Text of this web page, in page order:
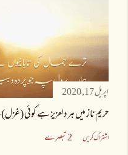
اپریل 17, 2020
حریمِ ناز میں ہر دلعزیز ہے کوئی
اشتراک کریں 2 تبصرے